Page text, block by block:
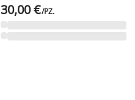
30,00 €/PZ.